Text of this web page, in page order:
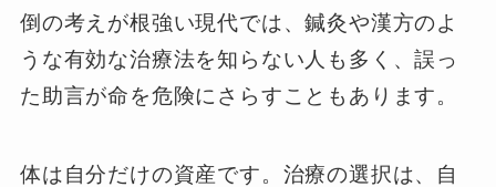
倒の考えが根強い現代では、鍼灸や漢方のよ
うな有効な治療法を知らない人も多く、誤っ
た助言が命を危険にさらすこともあります。
体は自分だけの資産です。治療の選択は、自